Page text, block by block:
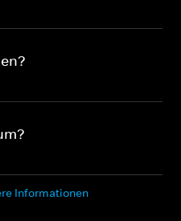
Informationen